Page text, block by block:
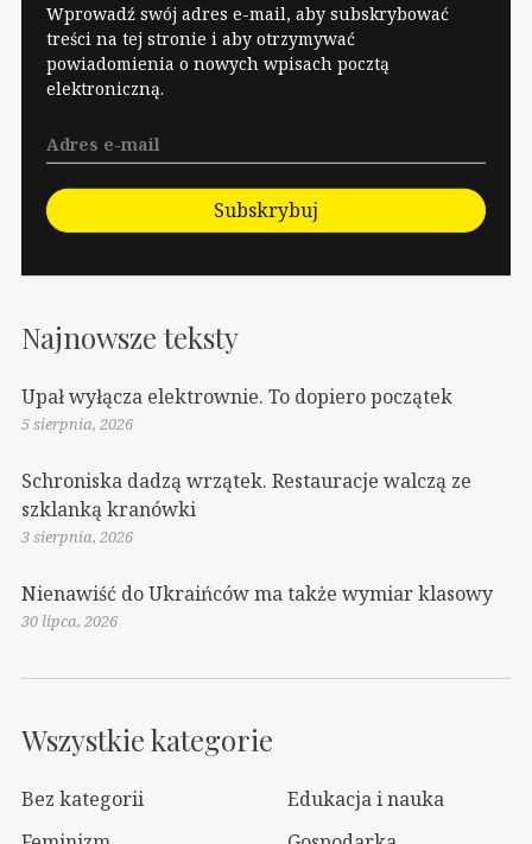
Wprowadź swój adres e-mail, aby subskrybować
treści na tej stronie i aby otrzymywać
powiadomienia o nowych wpisach pocztą
elektroniczną.
Subskrybuj
Najnowsze teksty
Upał wyłącza elektrownie. To dopiero początek
5 sierpnia, 2026
Schroniska dadzą wrzątek. Restauracje walczą ze
szklanką kranówki
3 sierpnia, 2026
Nienawiść do Ukraińców ma także wymiar klasowy
30 lipca, 2026
Wszystkie kategorie
Bez kategorii
Edukacja i nauka